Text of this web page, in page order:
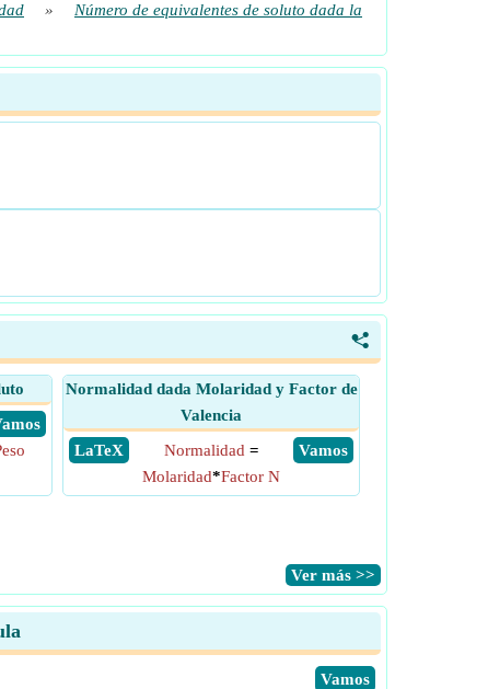
»
Número de equivalentes de soluto dada la
<
Normalidad dada Molaridad y Factor de
Valencia
​ LaTeX
​ Vamos
Normalidad =
Molaridad*Factor N
​Ver más >>
​Vamos